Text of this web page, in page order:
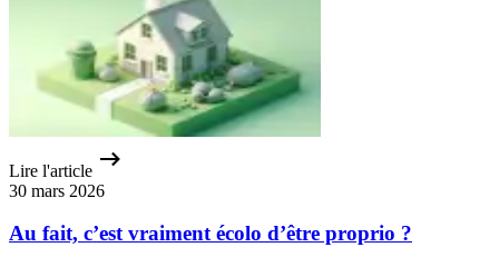
Lire l'article
30 mars 2026
Au fait, c’est vraiment écolo d’être proprio ?